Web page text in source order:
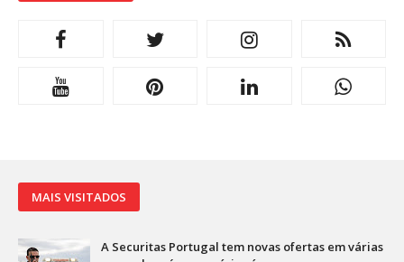
MAIS VISITADOS
A Securitas Portugal tem novas ofertas em várias